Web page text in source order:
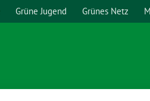
Grüne Jugend Grünes Netz